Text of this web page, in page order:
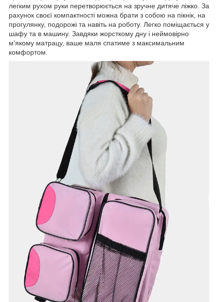
легким рухом руки перетворюється на зручне дитяче ліжко. За
рахунок своєї компактності можна брати з собою на пікнік, на
прогулянку, подорожі та навіть на роботу. Легко поміщається у
шафу та в машину. Завдяки жорсткому дну і неймовірно
м'якому матрацу, ваше маля спатиме з максимальним
комфортом.